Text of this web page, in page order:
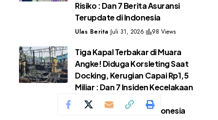
Risiko : Dan 7 Berita Asuransi
Terupdate di Indonesia
Ulas Berita Juli 31, 2026 98 Views
Tiga Kapal Terbakar di Muara
Angke! Diduga Korsleting Saat
Docking, Kerugian Capai Rp1,5
Miliar : Dan 7 Insiden Kecelakaan
Terupdate yang
Menggemparkan di Indonesia